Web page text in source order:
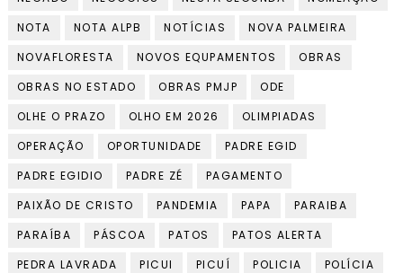
NOTA
NOTA ALPB NOTÍCIAS
NOVA PALMEIRA
NOVAFLORESTA
NOVOS EQUPAMENTOS
OBRAS
OBRAS NO ESTADO
OBRAS PMJP
ODE
OLHE O PRAZO
OLHO EM 2026
OLIMPIADAS
OPERAÇÃO
OPORTUNIDADE
PADRE EGID
PADRE EGIDIO
PADRE ZÉ
PAGAMENTO
PAIXÃO DE CRISTO
PANDEMIA PAPA
PARAIBA
PARAÍBA
PÁSCOA PATOS
PATOS ALERTA
PEDRA LAVRADA
PICUI PICUÍ POLICIA
POLÍCIA